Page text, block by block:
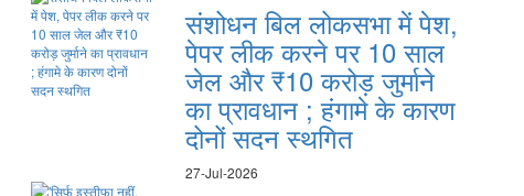
संशोधन बिल लोकसभा में पेश,
पेपर लीक करने पर 10 साल
जेल और ₹10 करोड़ जुर्माने
का प्रावधान ; हंगामे के कारण
दोनों सदन स्थगित
27-Jul-2026